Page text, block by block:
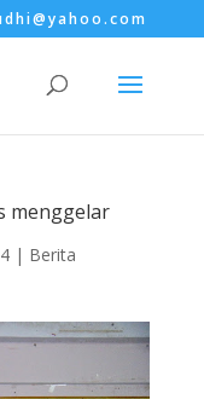
menggelar
| Berita